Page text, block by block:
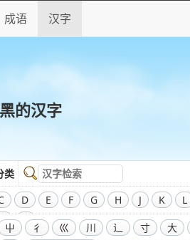
成语 汉字
的汉字
类
D E F G H J K L
Y Z
屮 彳 巛 川 辶 寸 大